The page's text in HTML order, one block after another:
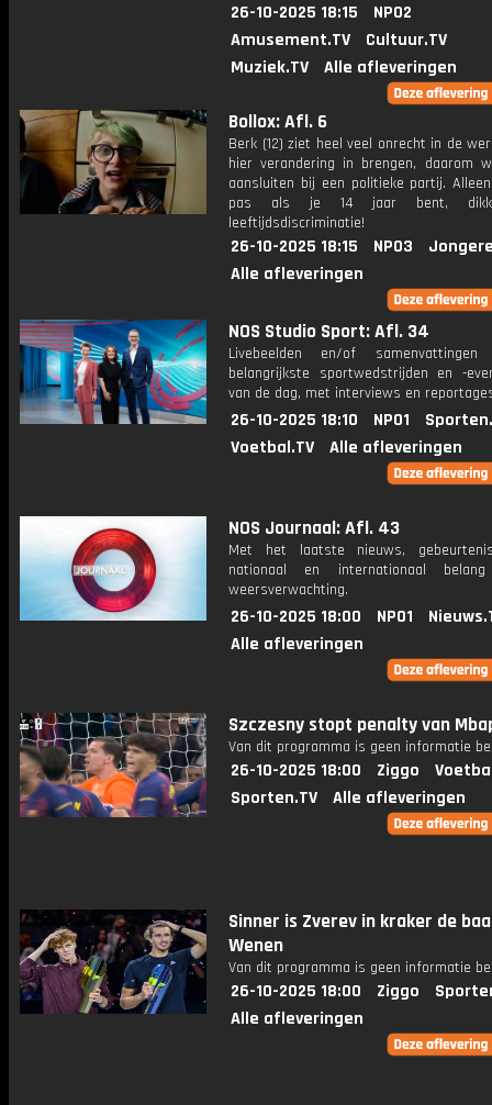
26-10-2025 18:15
NPO2
Amusement.TV
Cultuur.TV
Muziek.TV
Alle afleveringen
Bollox: Afl. 6
Berk (12) ziet heel veel onrecht in de
hier verandering in brengen, daarom
aansluiten bij een politieke partij.
pas als je 14 jaar bent,
leeftijdsdiscriminatie!
26-10-2025 18:15 NPO3
Alle afleveringen
NOS Studio Sport: Afl. 34
Livebeelden en/of
belangrijkste sportwedstrijden en -
van de dag, met interviews en
26-10-2025 18:10 NPO1
Voetbal.TV
Alle afleveringen
NOS Journaal: Afl. 43
Met het laatste nieuws,
nationaal en internationaal
weersverwachting.
26-10-2025 18:00 NPO1
Alle afleveringen
Szczesny stopt penalty van
Van dit programma is geen informatie
26-10-2025 18:00 Ziggo
Sporten.TV
Alle afleveringen
Sinner is Zverev in kraker de
Wenen
Van dit programma is geen informatie
26-10-2025 18:00 Ziggo
Alle afleveringen